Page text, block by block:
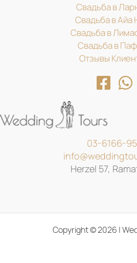
Свадьба в
Свадьба в Айа
Свадьба в
Свадьба в
Отзывы
03-6166-
Herzel 57,
Copyright © 2026 |